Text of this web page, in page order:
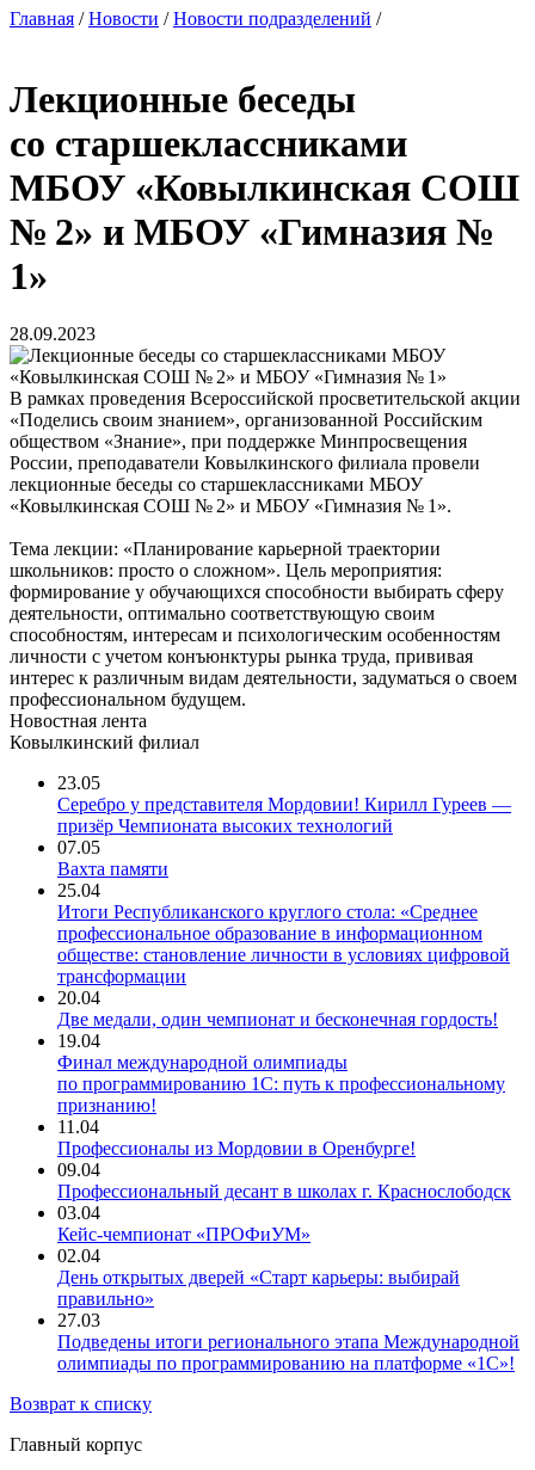
Главная /Новости /Новости подразделений /
Лекционные беседы
со старшеклассниками
МБОУ «Ковылкинская СОШ
№ 2» и МБОУ «Гимназия №
1»
28.09.2023
В рамках проведения Всероссийской просветительской акции
«Поделись своим знанием», организованной Российским
обществом «Знание», при поддержке Минпросвещения
России, преподаватели Ковылкинского филиала провели
лекционные беседы со старшеклассниками МБОУ
«Ковылкинская СОШ № 2» и МБОУ «Гимназия № 1».
Тема лекции: «Планирование карьерной траектории
школьников: просто о сложном». Цель мероприятия:
формирование у обучающихся способности выбирать сферу
деятельности, оптимально соответствующую своим
способностям, интересам и психологическим особенностям
личности с учетом конъюнктуры рынка труда, прививая
интерес к различным видам деятельности, задуматься о своем
профессиональном будущем.
Новостная лента
Ковылкинский филиал
23.05
Серебро у представителя Мордовии! Кирилл Гуреев —
призёр Чемпионата высоких технологий
07.05
Вахта памяти
25.04
Итоги Республиканского круглого стола: «Среднее
профессиональное образование в информационном
обществе: становление личности в условиях цифровой
трансформации
20.04
Две медали, один чемпионат и бесконечная гордость!
19.04
Финал международной олимпиады
по программированию 1С: путь к профессиональному
признанию!
11.04
Профессионалы из Мордовии в Оренбурге!
09.04
Профессиональный десант в школах г. Краснослободск
03.04
Кейс-чемпионат «ПРОФиУМ»
02.04
День открытых дверей «Старт карьеры: выбирай
правильно»
27.03
Подведены итоги регионального этапа Международной
олимпиады по программированию на платформе «1С»!
Возврат к списку
Главный корпус